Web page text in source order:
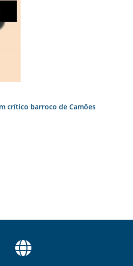
crítico barroco de Camões